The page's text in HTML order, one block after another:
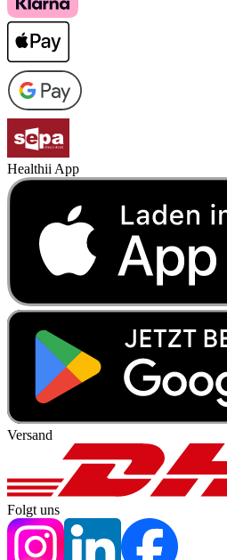
Healthii App
Versand
Folgt uns